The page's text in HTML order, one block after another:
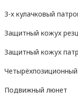
3-х кулачковый
Защитный кожух
Защитный кожух
Подвижный люнет